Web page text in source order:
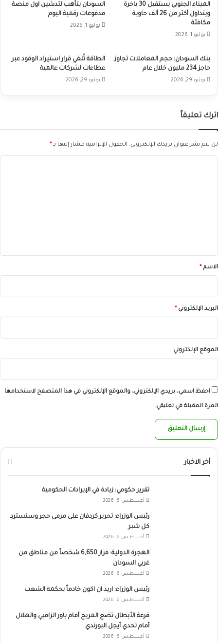
الميناء الجنوبي يستقبل 30 باخرة
ويتداول أكثر من 26 ألف حاوية
مكافئة
يوليو 1, 2026
السودان يتأهب لتدشين اول منصة
مدفوعات رقمية اليوم
يوليو 1, 2026
بنك السودان: حجم المعاملات تجاوز
حاجز 234 مليون خلال عام
يونيو 29, 2026
الطاقة تُلغي قرار استيراد الوقود عبر
عطاءات لشركات عالمية
يونيو 29, 2026
اترك تعليقاً
لن يتم نشر عنوان بريدك الإلكتروني. الحقول الإلزامية مشار إليها بـ *
*الاسم *
البريد الإلكتروني *
الموقع الإلكتروني
احفظ اسمي، بريدي الإلكتروني، والموقع الإلكتروني في هذا المتصفح لاستخدامها
المرة المقبلة في تعليقي.
أخر الاخبار
تقرير حكومي: زيادة في الإيرادات الحكومية
أغسطس 6, 2026
رئيس الوزراء: تحرير كردفان على مرمى حجر وسنسترد
كل شبر
أغسطس 6, 2026
الهجرة الدولية: فرار 6,650 شخصاً من مناطق من
غربي السودان
أغسطس 6, 2026
رئيس الوزراء: اريد ان اكون خادماً يحكمه الشعب
أغسطس 6, 2026
قرعة الأبطال تضع المريخ أمام باور الزامبي والهلال
أمام تحدي أيجل البورندي
أغسطس 6, 2026